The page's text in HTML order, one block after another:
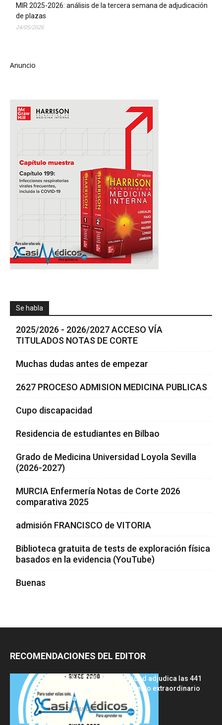
MIR 2025-2026: análisis de la tercera semana de adjudicación
de plazas
24/05/2026
Anuncio
Se habla
2025/2026 - 2026/2027 ACCESO VÍA
TITULADOS NOTAS DE CORTE
Muchas dudas antes de empezar
2627 PROCESO ADMISION MEDICINA PUBLICAS
Cupo discapacidad
Residencia de estudiantes en Bilbao
Grado de Medicina Universidad Loyola Sevilla
(2026-2027)
MURCIA Enfermería Notas de Corte 2026
comparativa 2025
admisión FRANCISCO de VITORIA
Biblioteca gratuita de tests de exploración física
basados en la evidencia (YouTube)
Buenas
RECOMENDACIONES DEL EDITOR
FSE 2025-2026: Sanidad adjudica las 441
plazas del procedimiento extraordinario
tras...
09/08/2026